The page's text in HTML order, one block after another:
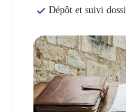
Dépôt et suivi